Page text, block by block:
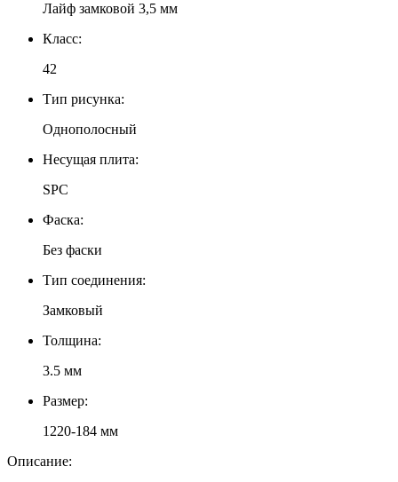
Лайф замковой 3,5 мм
Класс:
42
Тип рисунка:
Однополосный
Несущая плита:
SPC
Фаска:
Без фаски
Тип соединения:
Замковый
Толщина:
3.5 мм
Размер:
1220-184 мм
Описание: